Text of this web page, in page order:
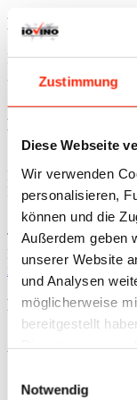
Zustimmung
Diese Webseite
Wir verwenden
personalisieren,
können und die
Außerdem geben
unserer Website
und Analysen
möglicherweise
bereitgestellt
Notwendig
HINWEIS
Bitte beachten Sie,
gewerbliche Kunden
Shop verzeichneten
KONTAKT
IOVINO-Gruppe
Industriestr. 17
75443 Ötisheim
Tel.+49 7041 816
Fax. +49 7041 816
Wir rufen Sie gerne
SIE